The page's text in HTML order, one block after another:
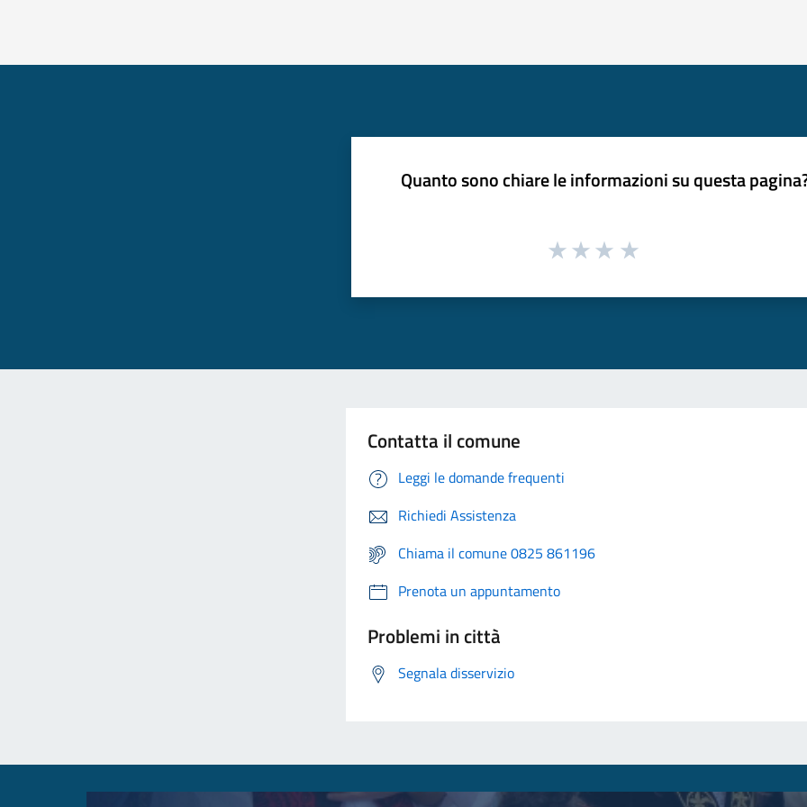
Quanto sono chiare le informazioni su questa
Contatta il comune
Leggi le domande frequenti
Richiedi Assistenza
Chiama il comune 0825 861196
Prenota un appuntamento
Problemi in città
Segnala disservizio